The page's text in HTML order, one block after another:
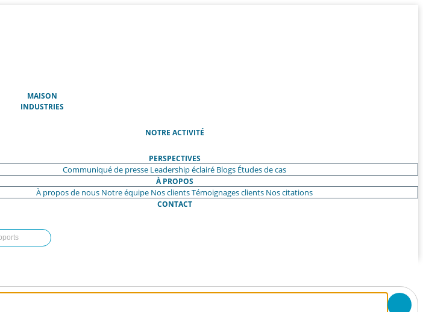
MAISON(ACTUEL)
INDUSTRIES
NOTRE ACTIVITÉ
PERSPECTIVES
Communiqué de presse Leadership éclairé Blogs Études de cas
À PROPOS
À propos de nous Notre équipe Nos clientsTémoignages clients Nos citations
CONTACT